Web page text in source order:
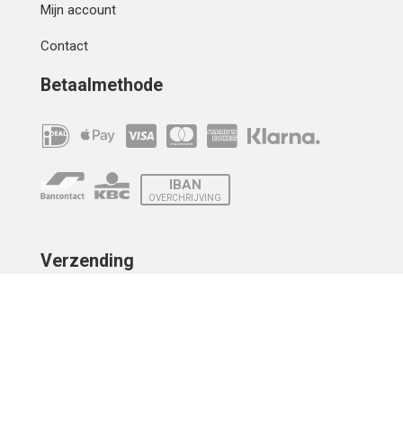
Mijn account
Contact
Betaalmethode
IBAN
OVERCHRIJVING
Verzending